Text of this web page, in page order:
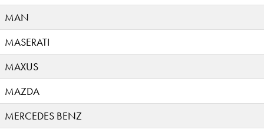
MAN
MASERATI
MAXUS
MAZDA
MERCEDES BENZ